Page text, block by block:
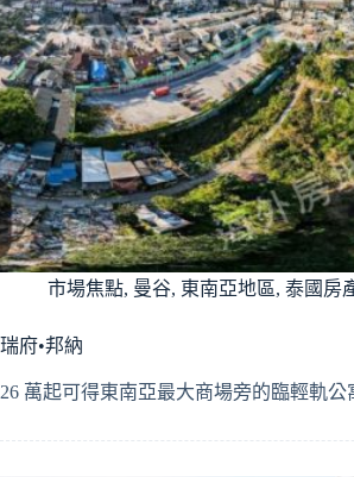
市場焦點, 曼谷, 東南亞地區, 泰國房
瑞府•邦納
26 萬起可得東南亞最大商場旁的臨輕軌